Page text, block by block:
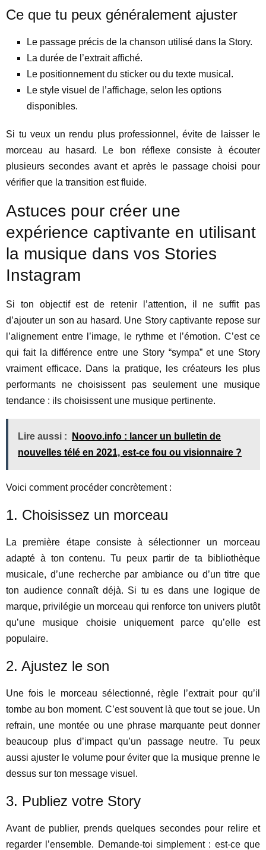
Ce que tu peux généralement ajuster
Le passage précis de la chanson utilisé dans la Story.
La durée de l’extrait affiché.
Le positionnement du sticker ou du texte musical.
Le style visuel de l’affichage, selon les options
disponibles.
Si tu veux un rendu plus professionnel, évite de laisser le
morceau au hasard. Le bon réflexe consiste à écouter
plusieurs secondes avant et après le passage choisi pour
vérifier que la transition est fluide.
Astuces pour créer une
expérience captivante en utilisant
la musique dans vos Stories
Instagram
Si ton objectif est de retenir l’attention, il ne suffit pas
d’ajouter un son au hasard. Une Story captivante repose sur
l’alignement entre l’image, le rythme et l’émotion. C’est ce
qui fait la différence entre une Story “sympa” et une Story
vraiment efficace. Dans la pratique, les créateurs les plus
performants ne choisissent pas seulement une musique
tendance : ils choisissent une musique pertinente.
Lire aussi :
Noovo.info : lancer un bulletin de
nouvelles télé en 2021, est-ce fou ou visionnaire ?
Voici comment procéder concrètement :
1. Choisissez un morceau
La première étape consiste à sélectionner un morceau
adapté à ton contenu. Tu peux partir de ta bibliothèque
musicale, d’une recherche par ambiance ou d’un titre que
ton audience connaît déjà. Si tu es dans une logique de
marque, privilégie un morceau qui renforce ton univers plutôt
qu’une musique choisie uniquement parce qu’elle est
populaire.
2. Ajustez le son
Une fois le morceau sélectionné, règle l’extrait pour qu’il
tombe au bon moment. C’est souvent là que tout se joue. Un
refrain, une montée ou une phrase marquante peut donner
beaucoup plus d’impact qu’un passage neutre. Tu peux
aussi ajuster le volume pour éviter que la musique prenne le
dessus sur ton message visuel.
3. Publiez votre Story
Avant de publier, prends quelques secondes pour relire et
regarder l’ensemble. Demande-toi simplement : est-ce que